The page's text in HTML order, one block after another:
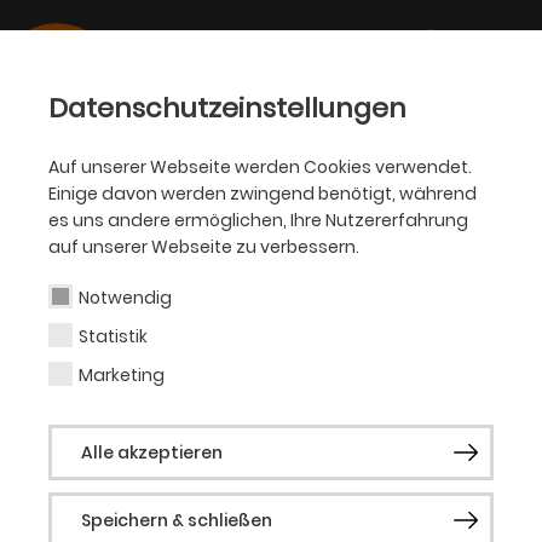
Datenschutzeinstellungen
Auf unserer Webseite werden Cookies verwendet.
Einige davon werden zwingend benötigt, während
es uns andere ermöglichen, Ihre Nutzererfahrung
auf unserer Webseite zu verbessern.
Notwendig
Statistik
Marketing
Alle akzeptieren
Speichern & schließen
PHILHARMONIKER
Oliver Schnyder
Pianist (Gast)
Oliver Schnyder studierte in der Schweiz
bei Emmy Henz-Diémand und Homero
Francesch sowie in den USA bei Ruth
Laredo (New York) und Leon Fleisher